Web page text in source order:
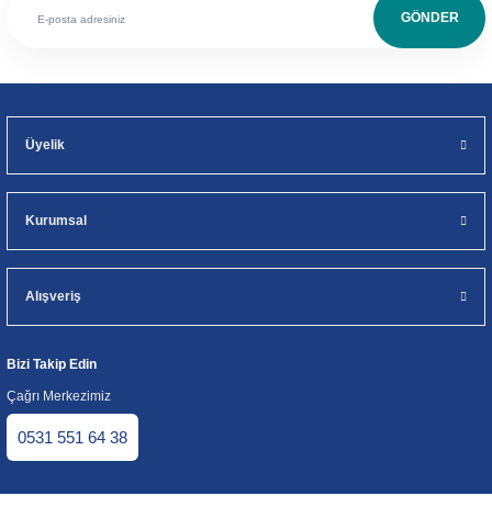
GÖNDER
Üyelik
Kurumsal
Alışveriş
Bizi Takip Edin
Çağrı Merkezimiz
0531 551 64 38